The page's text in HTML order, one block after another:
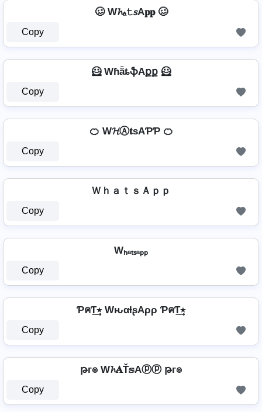
🥴 W𝓱ₐ𝚝𝘴A𝐩𝐩 🥴
Copy
🦸️ WɦǟȶֆAքք 🦸️
Copy
🍊 W𝓗Ⓐ𝐭ѕAƤƤ 🍊
Copy
ＷｈａｔｓＡｐｐ
Copy
Wₕₐₜₛₐₚₚ
Copy
ƤคƬ٭͢ WԋαƚʂAρρ ƤคƬ٭͢
Copy
թг๏ W𝓱𝐀Ť𝕤Aⓟⓟ թг๏
Copy